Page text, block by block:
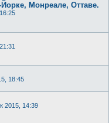
Монреале, Оттаве.
18:45
2015, 14:39